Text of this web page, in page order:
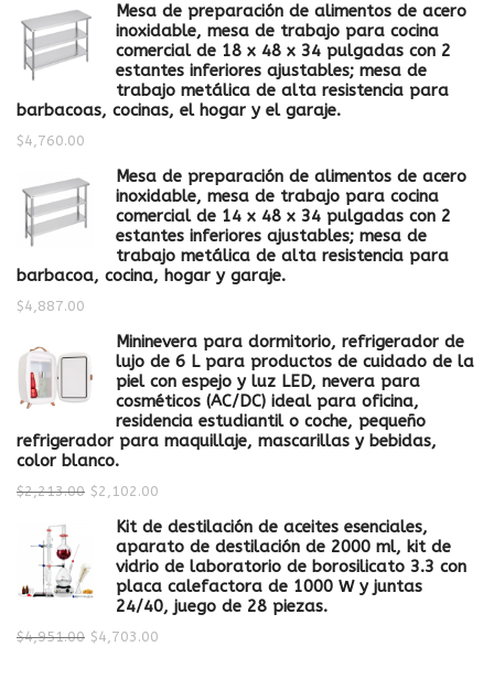
Mesa de preparación de alimentos de acero
inoxidable, mesa de trabajo para cocina
comercial de 18 x 48 x 34 pulgadas con 2
estantes inferiores ajustables; mesa de
trabajo metálica de alta resistencia para
barbacoas, cocinas, el hogar y el garaje.
$4,760.00
Mesa de preparación de alimentos de acero
inoxidable, mesa de trabajo para cocina
comercial de 14 x 48 x 34 pulgadas con 2
estantes inferiores ajustables; mesa de
trabajo metálica de alta resistencia para
barbacoa, cocina, hogar y garaje.
$4,887.00
Mininevera para dormitorio, refrigerador de
lujo de 6 L para productos de cuidado de la
piel con espejo y luz LED, nevera para
cosméticos (AC/DC) ideal para oficina,
residencia estudiantil o coche, pequeño
refrigerador para maquillaje, mascarillas y bebidas,
color blanco.
$2,213.00 $2,102.00
Kit de destilación de aceites esenciales,
aparato de destilación de 2000 ml, kit de
vidrio de laboratorio de borosilicato 3.3 con
placa calefactora de 1000 W y juntas
24/40, juego de 28 piezas.
$4,951.00 $4,703.00